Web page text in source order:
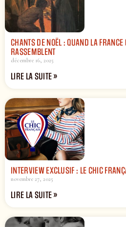
CHANTS DE NOËL : QUAND LA FRANCE
RASSEMBLENT
décembre 16, 2025
LIRE LA SUITE »
INTERVIEW EXCLUSIF : LE CHIC
novembre 27, 2025
LIRE LA SUITE »